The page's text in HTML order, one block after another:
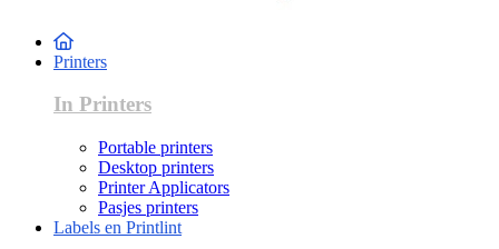
Printers
In Printers
Portable printers
Desktop printers
Printer Applicators
Pasjes printers
Labels en Printlint